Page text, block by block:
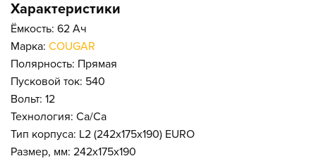
Характеристики
Ёмкость: 62 Ач
Марка: COUGAR
Полярность: Прямая
Пусковой ток: 540
Вольт: 12
Технология: Ca/Ca
Тип корпуса: L2 (242x175x190) EURO
Размер, мм: 242x175x190